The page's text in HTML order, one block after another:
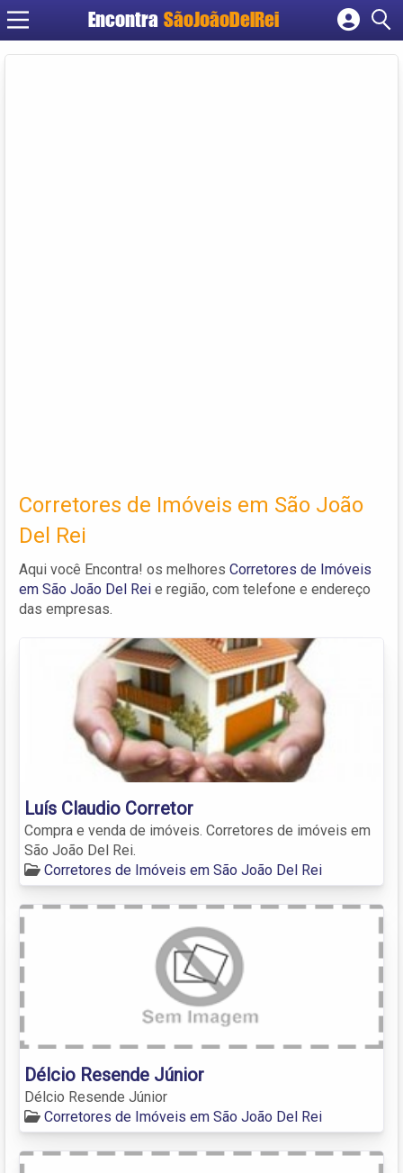
Encontra SãoJoãoDelRei
Cadastrar empresa
Corretores de Imóveis em São João
Del Rei
Aqui você Encontra! os melhores Corretores de Imóveis
em São João Del Rei e região, com telefone e endereço
das empresas.
Luís Claudio Corretor
Compra e venda de imóveis. Corretores de imóveis em
São João Del Rei.
Corretores de Imóveis em São João Del Rei
Délcio Resende Júnior
Délcio Resende Júnior
Corretores de Imóveis em São João Del Rei